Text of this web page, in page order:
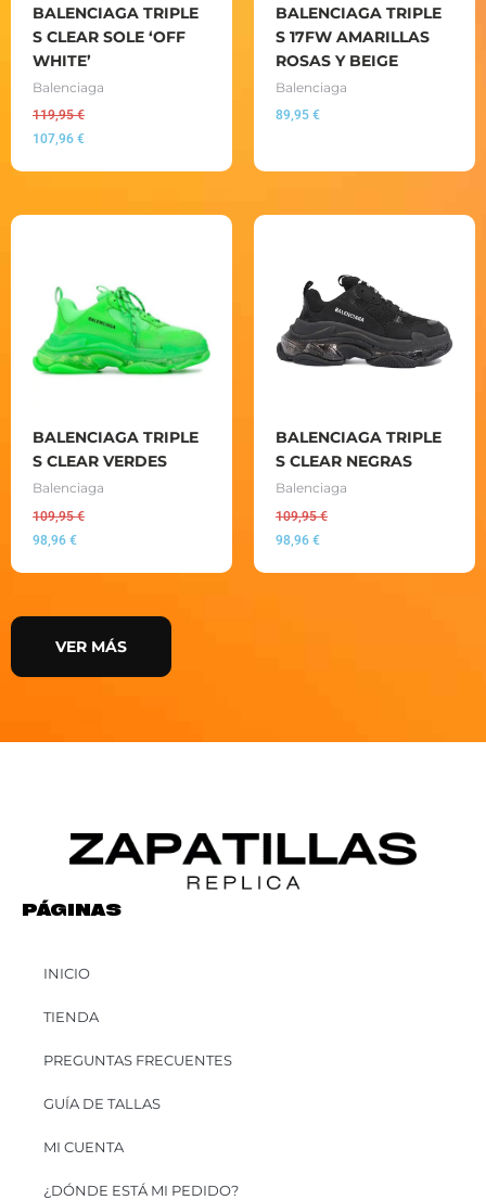
BALENCIAGA TRIPLE
S CLEAR SOLE ‘OFF
WHITE’
Balenciaga
119,95€
107,96 €
BALENCIAGA TRIPLE
S 17FW AMARILLAS
ROSAS Y BEIGE
Balenciaga
89,95 €
BALENCIAGA TRIPLE
S CLEAR VERDES
Balenciaga
109,95€
98,96 €
BALENCIAGA TRIPLE
S CLEAR NEGRAS
Balenciaga
109,95€
98,96 €
VER MÁS
PÁGINAS
INICIO
TIENDA
PREGUNTAS FRECUENTES
GUÍA DE TALLAS
MI CUENTA
¿DÓNDE ESTÁ MI PEDIDO?